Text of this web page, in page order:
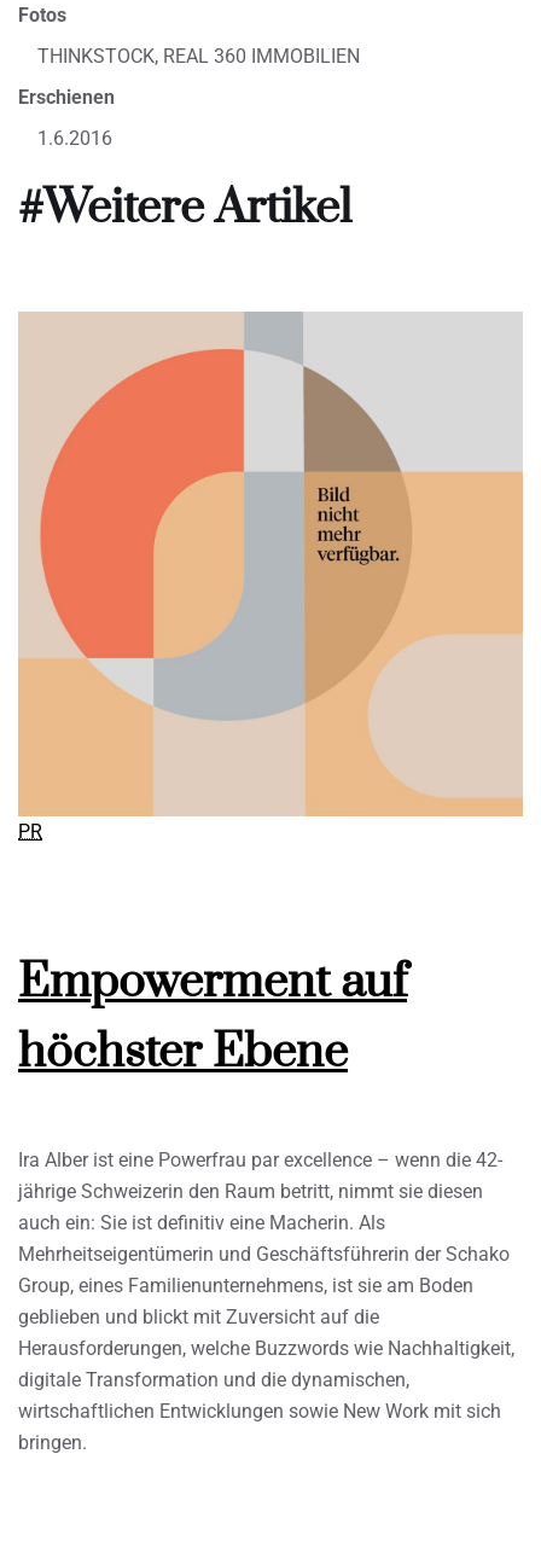
Fotos
THINKSTOCK, REAL 360 IMMOBILIEN
Erschienen
1.6.2016
#Weitere Artikel
PR
Empowerment auf
höchster Ebene
Ira Alber ist eine Powerfrau par excellence – wenn die 42-
jährige Schweizerin den Raum betritt, nimmt sie diesen
auch ein: Sie ist definitiv eine Macherin. Als
Mehrheitseigentümerin und Geschäftsführerin der Schako
Group, eines Familienunternehmens, ist sie am Boden
geblieben und blickt mit Zuversicht auf die
Herausforderungen, welche Buzzwords wie Nachhaltigkeit,
digitale Transformation und die dynamischen,
wirtschaftlichen Entwicklungen sowie New Work mit sich
bringen.